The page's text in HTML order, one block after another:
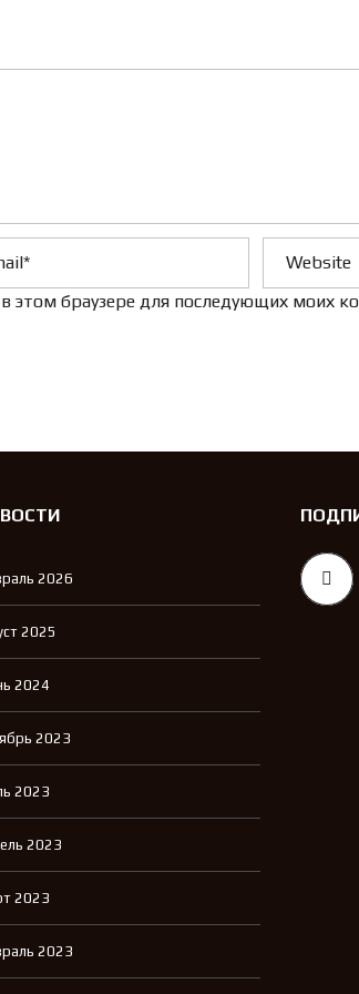
этом браузере для последующих моих
2026
2025
2024
2023
2023
2023
2023
2023